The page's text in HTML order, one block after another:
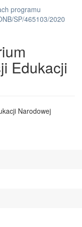
programu
SP/465103/2020
Edukacji
Narodowej